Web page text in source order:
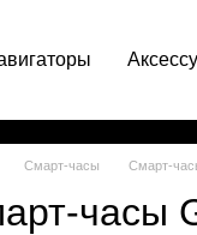
Смарт-часы Смарт-
часы